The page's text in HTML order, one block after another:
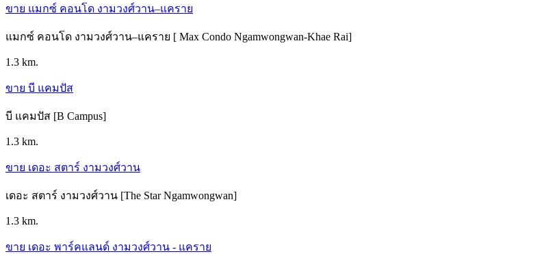
ขาย แมกซ์ คอนโด งามวงศ์วาน–แคราย
แมกซ์ คอนโด งามวงศ์วาน–แคราย [ Max Condo Ngamwongwan-Khae Rai]
1.3 km.
ขาย บี แคมปัส
บี แคมปัส [B Campus]
1.3 km.
ขาย เดอะ สตาร์ งามวงศ์วาน
เดอะ สตาร์ งามวงศ์วาน [The Star Ngamwongwan]
1.3 km.
ขาย เดอะ พาร์คแลนด์ งามวงศ์วาน - แคราย